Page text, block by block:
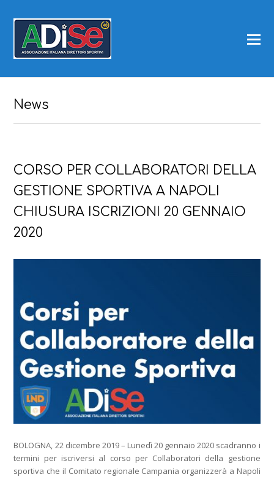
News
CORSO PER COLLABORATORI DELLA
GESTIONE SPORTIVA A NAPOLI
CHIUSURA ISCRIZIONI 20 GENNAIO
2020
BOLOGNA, 22 dicembre 2019 – Lunedì 20 gennaio 2020 scadranno i
termini per iscriversi al corso per Collaboratori della gestione
sportiva che il Comitato regionale Campania organizzerà a Napoli